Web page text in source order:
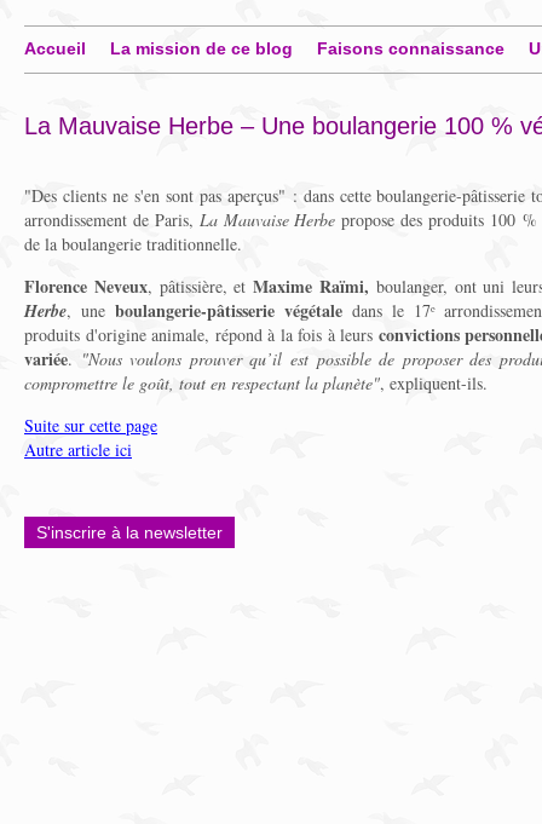
Accueil La mission de ce blog Faisons connaissance
La Mauvaise Herbe – Une boulangerie 100 %
"Des clients ne s'en sont pas aperçus" : dans cette boulangerie-pâtisserie
arrondissement de Paris, La Mauvaise Herbe propose des produits 100
de la boulangerie traditionnelle.
Florence Neveux, pâtissière, etMaxime Raïmi, boulanger, ont uni
Herbe, une boulangerie-pâtisserie végétaledans le 17ᵉ
produits d'origine animale, répond à la fois à leurs convictions
variée. "Nous voulons prouver qu’il est possible de proposer des
compromettre le goût, tout en respectant la planète", expliquent-ils.
Suite sur cette page
Autre article ici
S'inscrire à la newsletter